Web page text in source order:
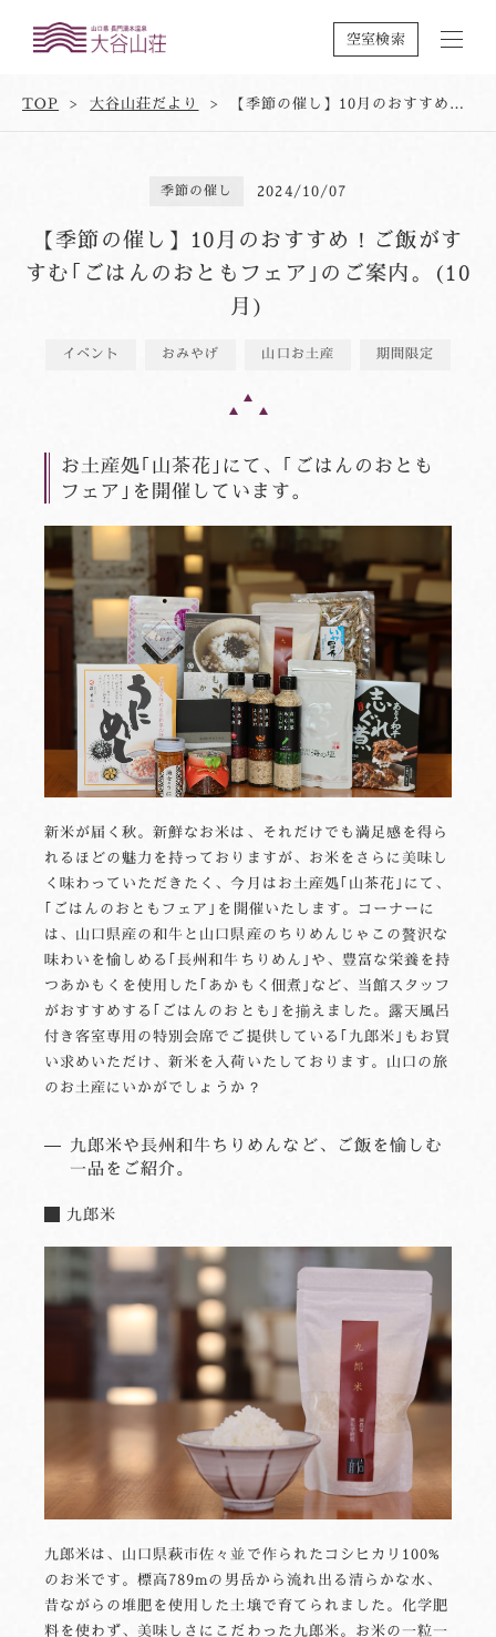
空室検索
TOP 大谷山荘だより 【季節の催し】10月のおすすめ！ご飯がすすむ｢ごはんのおともフェア｣のご案内。(10月)
季節の催し 2024/10/07
【季節の催し】10月のおすすめ！ご飯がす
すむ｢ごはんのおともフェア｣のご案内。(10
月)
イベント おみやげ 山口お土産 期間限定
お土産処｢山茶花｣にて、｢ごはんのおとも
フェア｣を開催しています。
新米が届く秋。新鮮なお米は、それだけでも満足感を得ら
れるほどの魅力を持っておりますが、お米をさらに美味し
く味わっていただきたく、今月はお土産処｢山茶花｣にて、
｢ごはんのおともフェア｣を開催いたします。コーナーに
は、山口県産の和牛と山口県産のちりめんじゃこの贅沢な
味わいを愉しめる｢長州和牛ちりめん｣や、豊富な栄養を持
つあかもくを使用した｢あかもく佃煮｣など、当館スタッフ
がおすすめする｢ごはんのおとも｣を揃えました。露天風呂
付き客室専用の特別会席でご提供している｢九郎米｣もお買
い求めいただけ、新米を入荷いたしております。山口の旅
のお土産にいかがでしょうか？
九郎米や長州和牛ちりめんなど、ご飯を愉しむ
一品をご紹介。
九郎米
九郎米は、山口県萩市佐々並で作られたコシヒカリ100%
のお米です。標高789mの男岳から流れ出る清らかな水、
昔ながらの堆肥を使用した土壌で育てられました。化学肥
料を使わず、美味しさにこだわった九郎米。お米の一粒一